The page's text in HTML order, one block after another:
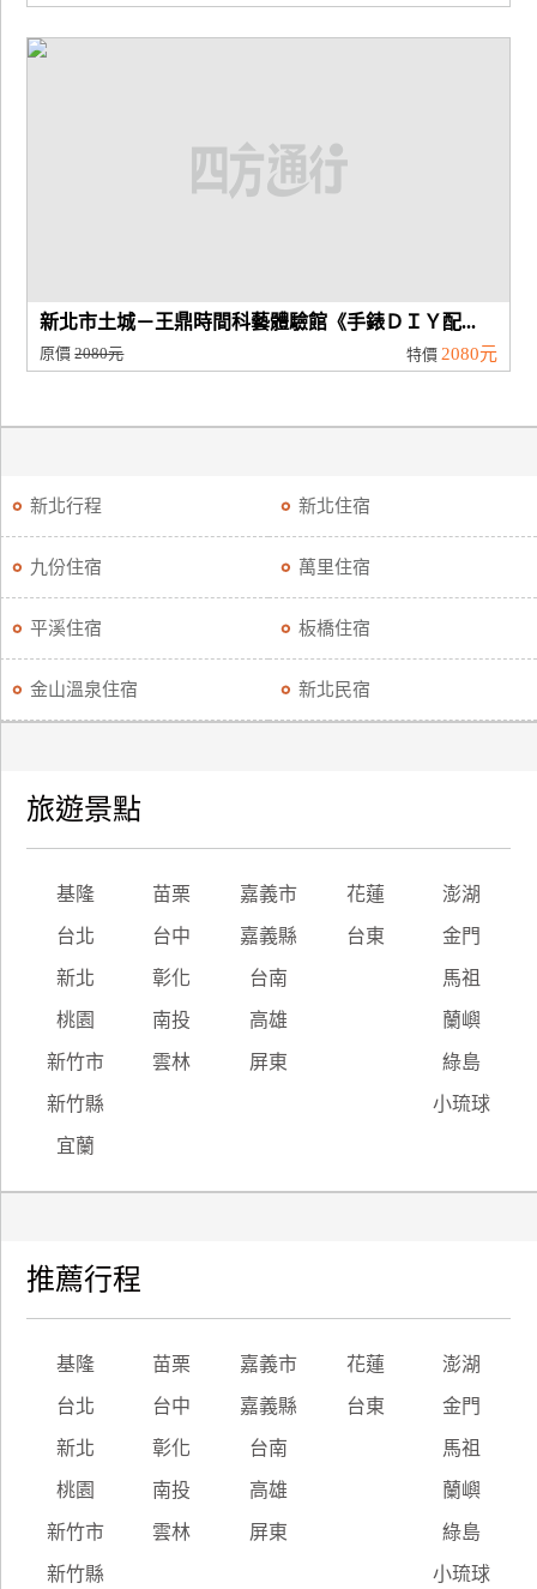
新北市土城－王鼎時間科藝體驗館《手錶ＤＩＹ配...
原價2080元 特價 2080元
新北行程 新北住宿
九份住宿 萬里住宿
平溪住宿 板橋住宿
金山溫泉住宿 新北民宿
旅遊景點
基隆 苗栗 嘉義市 花蓮 澎湖
台北 台中 嘉義縣 台東 金門
新北 彰化 台南 馬祖
桃園 南投 高雄 蘭嶼
新竹市 雲林 屏東 綠島
新竹縣 小琉球
宜蘭
推薦行程
基隆 苗栗 嘉義市 花蓮 澎湖
台北 台中 嘉義縣 台東 金門
新北 彰化 台南 馬祖
桃園 南投 高雄 蘭嶼
新竹市 雲林 屏東 綠島
新竹縣 小琉球